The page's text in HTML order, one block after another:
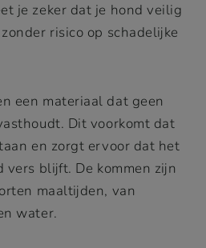
je zeker dat je hond veilig
risico op schadelijke
een materiaal dat geen
Dit voorkomt dat
en zorgt ervoor dat het
blijft. De kommen zijn
maaltijden, van
water.